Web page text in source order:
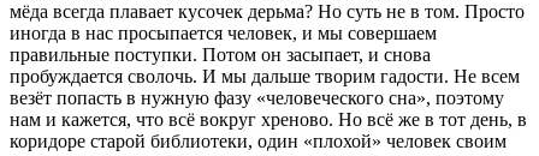
мёда всегда плавает кусочек дерьма? Но суть не в том. Просто
иногда в нас просыпается человек, и мы совершаем
правильные поступки. Потом он засыпает, и снова
пробуждается сволочь. И мы дальше творим гадости. Не всем
везёт попасть в нужную фазу «человеческого сна», поэтому
нам и кажется, что всё вокруг хреново. Но всё же в тот день, в
коридоре старой библиотеки, один «плохой» человек своим